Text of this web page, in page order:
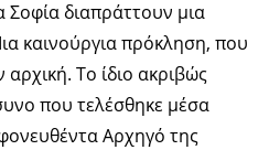
διαπράττουν μια
καινούργια πρόκληση, που
αρχική. Το ίδιο ακριβώς
που τελέσθηκε μέσα
Αρχηγό της